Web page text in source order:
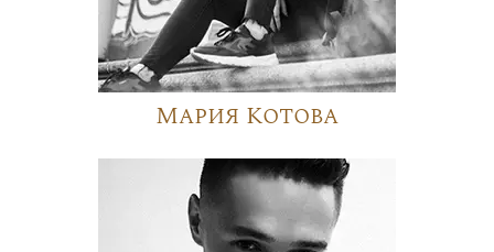
Мария Котова